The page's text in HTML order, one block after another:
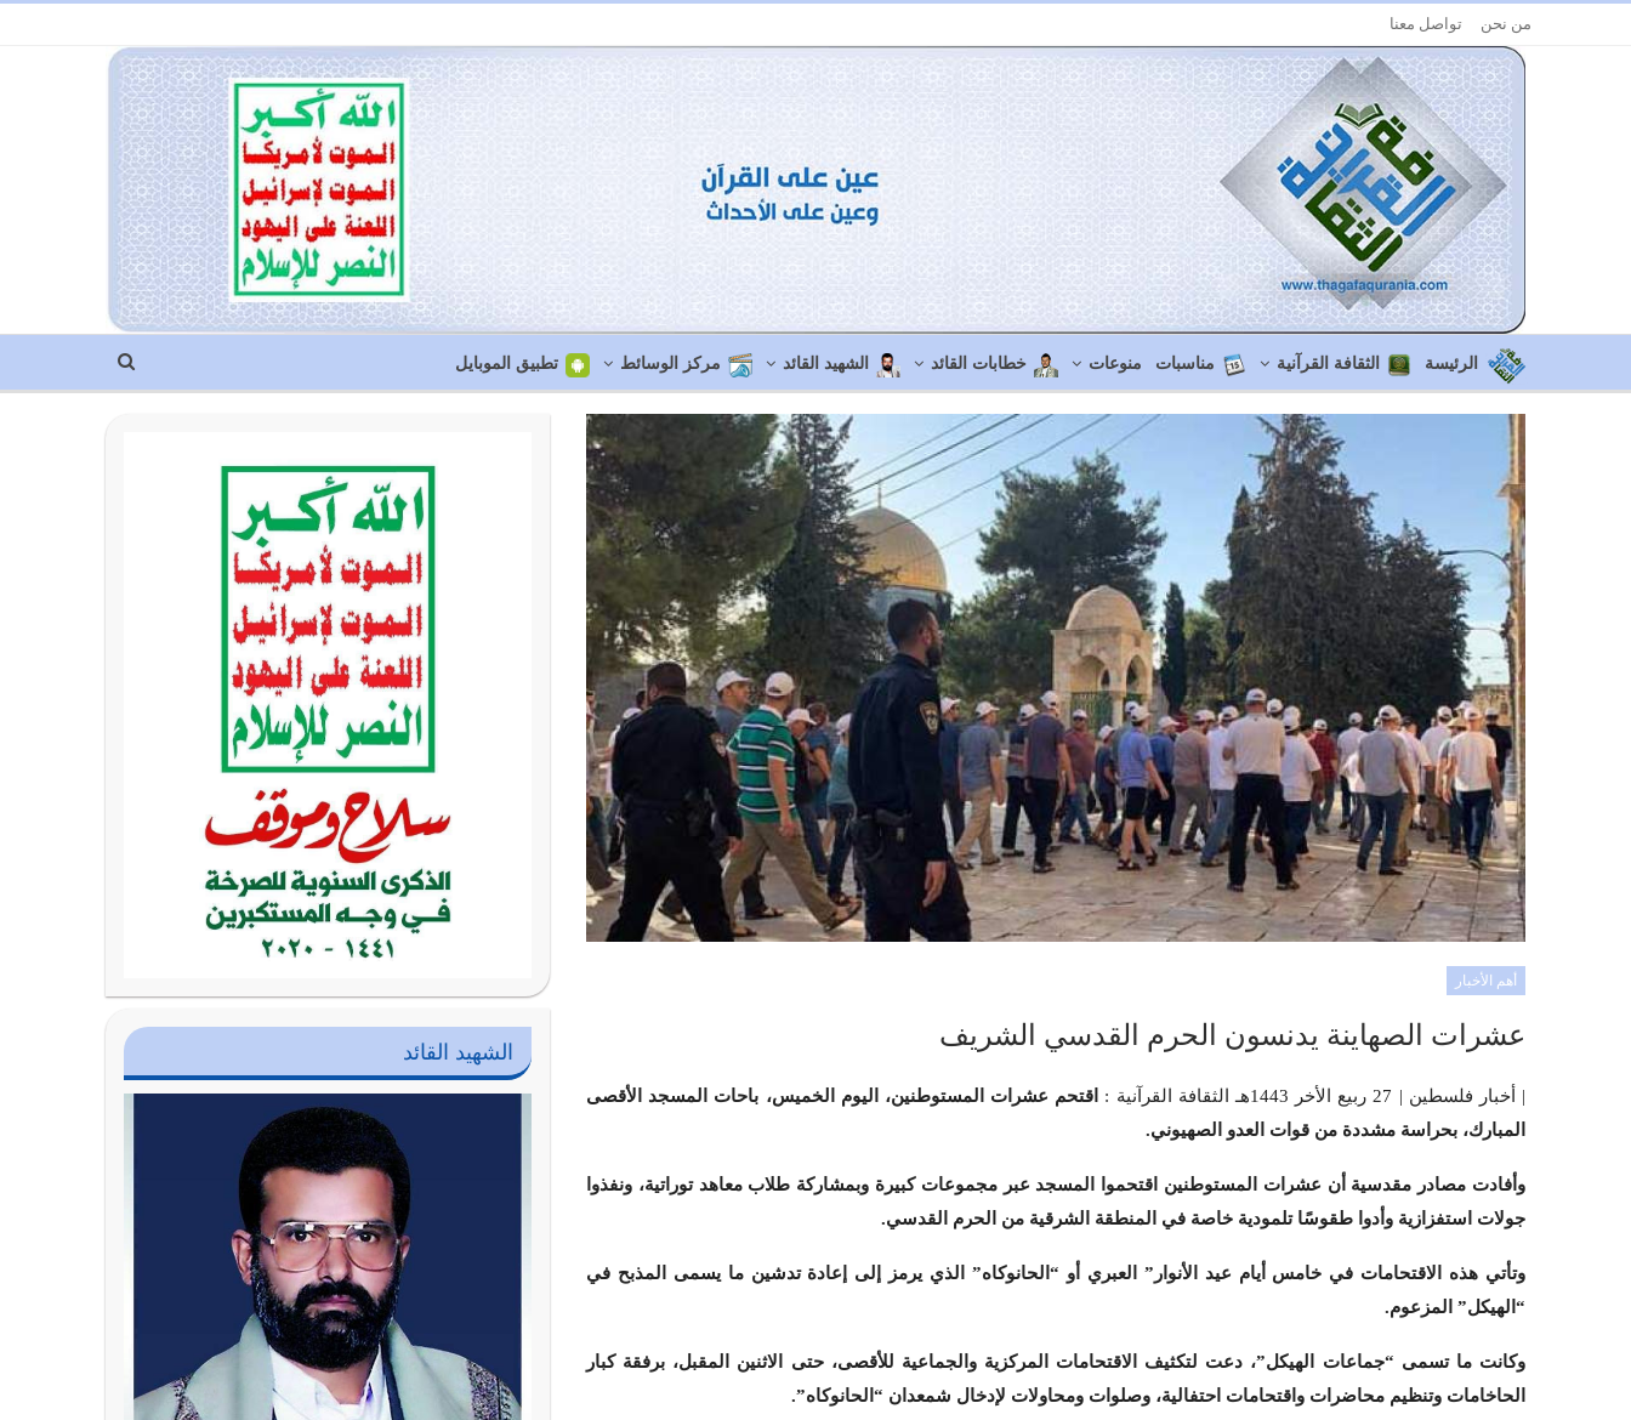
من نحن تواصل معنا
الرئيسة الثقافة القرآنية مناسبات منوعات خطابات القائد الشهيد القائد مركز الوسائط تطبيق الموبايل
أهم الأخبار
عشرات الصهاينة يدنسون الحرم القدسي الشريف
| أخبار فلسطين | 27 ربيع الأخر 1443هـ الثقافة القرآنية :
اقتحم عشرات المستوطنين، اليوم الخميس، باحات المسجد الأقصى
المبارك، بحراسة مشددة من قوات العدو الصهيوني.
وأفادت مصادر مقدسية أن عشرات المستوطنين اقتحموا المسجد عبر مجموعات كبيرة وبمشاركة طلاب معاهد توراتية، ونفذوا
جولات استفزازية وأدوا طقوسًا تلمودية خاصة في المنطقة الشرقية من الحرم القدسي.
وتأتي هذه الاقتحامات في خامس أيام عيد الأنوار” العبري أو “الحانوكاه” الذي يرمز إلى إعادة تدشين ما يسمى المذبح في
“الهيكل” المزعوم.
وكانت ما تسمى “جماعات الهيكل”، دعت لتكثيف الاقتحامات المركزية والجماعية للأقصى، حتى الاثنين المقبل، برفقة كبار
الحاخامات وتنظيم محاضرات واقتحامات احتفالية، وصلوات ومحاولات لإدخال شمعدان “الحانوكاه”.
الشهيد القائد